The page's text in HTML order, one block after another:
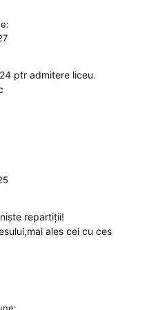
ptr admitere liceu.
repartiții!
ales cei cu ces